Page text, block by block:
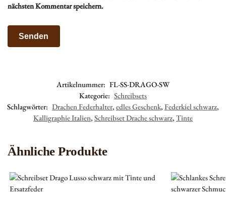
nächsten Kommentar speichern.
Artikelnummer: FL-SS-DRAGO-SW
Kategorie: Schreibsets
Schlagwörter: Drachen Federhalter, edles Geschenk, Federkiel schwarz,
Kalligraphie Italien, Schreibset Drache schwarz, Tinte
Ähnliche Produkte